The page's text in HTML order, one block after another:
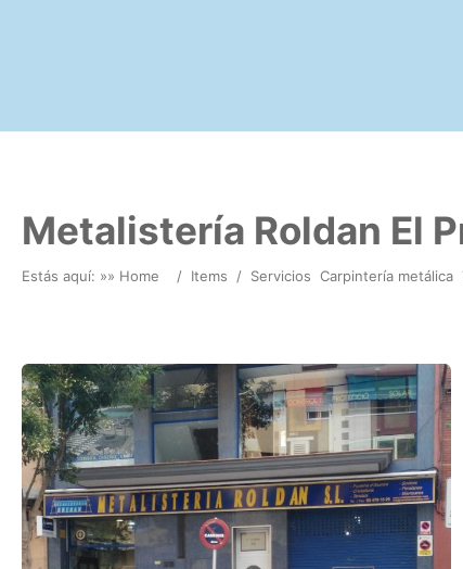
Metalistería Roldan El
Estás aquí: »» Home / Items / Servicios Carpintería metálica